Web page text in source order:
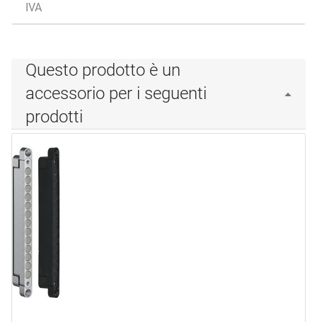
IVA
Questo prodotto è un
accessorio per i seguenti
prodotti